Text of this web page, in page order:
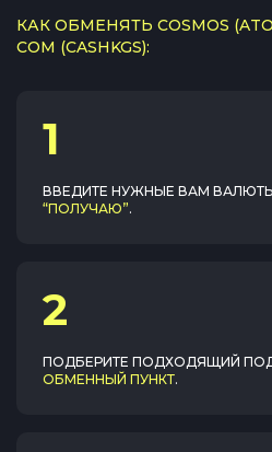
КАК ОБМЕНЯТЬ COSMOS
СОМ (CASHKGS):
1
ВВЕДИТЕ НУЖНЫЕ ВАМ
“ПОЛУЧАЮ”.
2
ПОДБЕРИТЕ ПОДХОДЯЩИЙ
ОБМЕННЫЙ ПУНКТ.